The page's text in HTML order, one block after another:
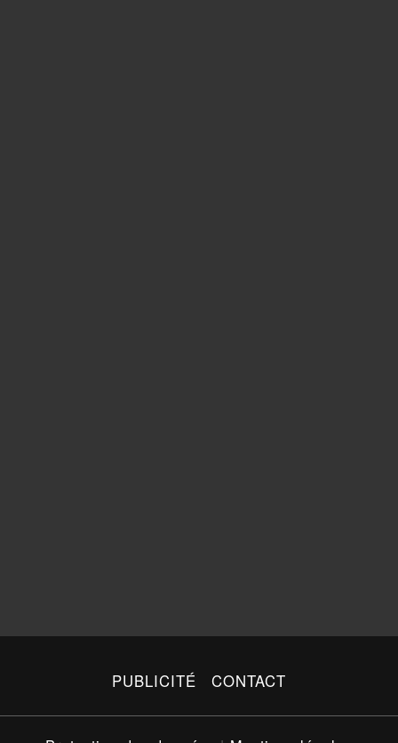
PUBLICITÉ CONTACT